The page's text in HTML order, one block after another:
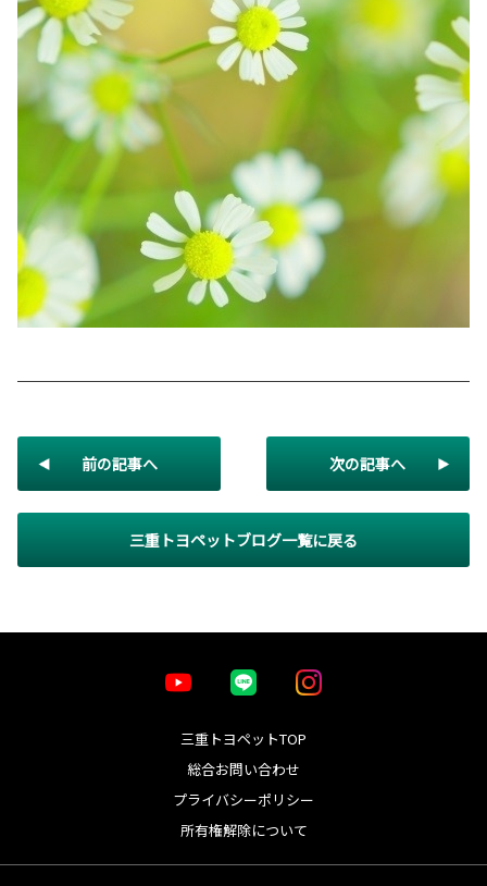
前の記事へ
三重トヨペットブログ一覧に戻る
次の記事へ
三重トヨペットTOP
総合お問い合わせ
プライバシーポリシー
所有権解除について